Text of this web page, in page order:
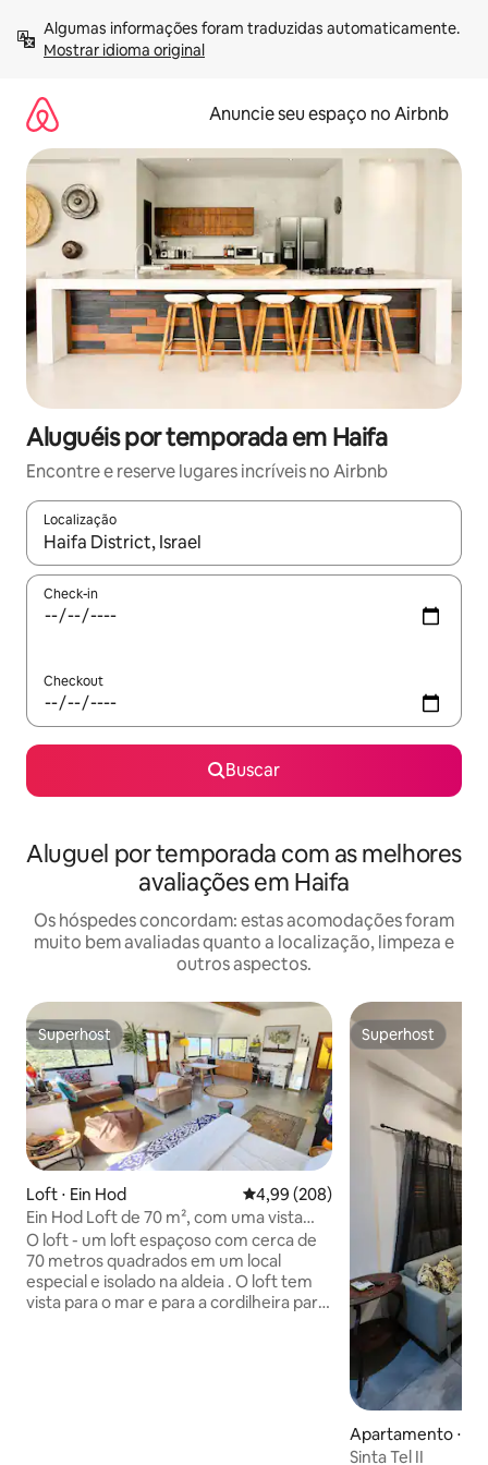
para
Mostrar idioma original
Anuncie seu espaço no Airbnb
Aluguéis por temporada em Haifa
Encontre e reserve lugares incríveis no Airbnb
Localização
Quando os resultados estiverem disponíveis, explore-os
Check-in
Checkout
Buscar
Aluguel por temporada com as melhores
avaliações em Haifa
Os hóspedes concordam: estas acomodações foram
muito bem avaliadas quanto a localização, limpeza e
outros aspectos.
Superhost
Superhost
Loft ⋅ Ein Hod 4,99 de uma avaliação média de
4,99 (208)
Ein Hod Loft de 70 m², com uma vista
panorâmica mágica e espetacular para o
mar e as montanhas
O loft - um loft espaçoso com cerca de
70 metros quadrados em um local
especial e isolado na aldeia . O loft tem
vista para o mar e para a cordilheira para
Superhost
Superhost
Apartamento ⋅
Sinta Tel II